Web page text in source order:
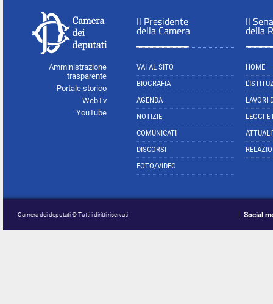
Amministrazione
trasparente
Portale storico
WebTv
YouTube
Il Presidente
della Camera
VAI AL SITO
BIOGRAFIA
AGENDA
NOTIZIE
COMUNICATI
DISCORSI
FOTO/VIDEO
Il
della
HOME
LAVORI
LEGGI E
Camera dei deputati © Tutti i diritti riservati Social